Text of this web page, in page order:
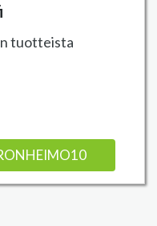
tuotteista